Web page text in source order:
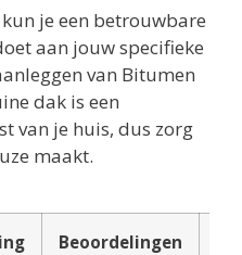
je een betrouwbare
aan jouw specifieke
van Bitumen
dak is een
van je huis, dus zorg
maakt.
Beoordelingen